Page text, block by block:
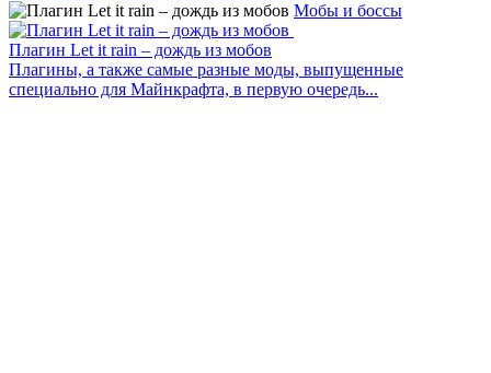
Мобы и боссы
Плагин Let it rain – дождь из мобов
Плагины, а также самые разные моды, выпущенные
специально для Майнкрафта, в первую очередь...